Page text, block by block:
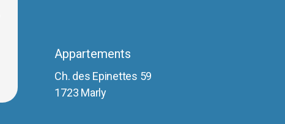
Appartements
Ch. des Epinettes 59
1723 Marly